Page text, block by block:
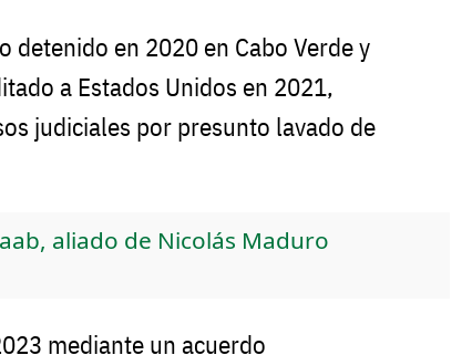
detenido en 2020 en Cabo Verde y
a Estados Unidos en 2021,
judiciales por presunto lavado de
aliado de Nicolás Maduro
mediante un acuerdo